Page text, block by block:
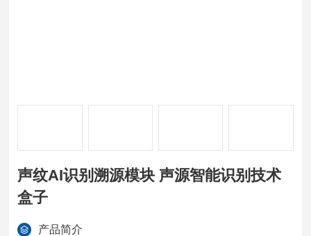
声纹AI识别溯源模块 声源智能识别技术
盒子
产品简介